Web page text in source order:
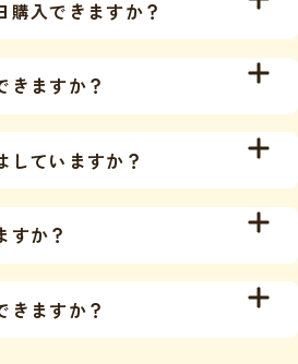
）以降： お食事代の100%
早めにご連絡をお願いいたし
しください。ご理解とご協力
す。
購入できますか？
てお買い求めいただけます。
ンチケット）のご利用をス
きますか？
園受付時間まで何回でも可能
ランチ」をご利用の方
との共通セット券をお持ちの
していますか？
、食物アレルギーへの個別対
ん。
すか？
たら持ち込み可能です。
きますか？